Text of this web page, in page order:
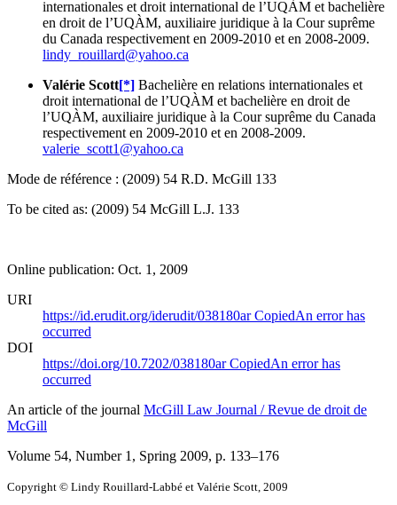
internationales et droit international de l’UQÀM et bachelière
en droit de l’UQÀM, auxiliaire juridique à la Cour suprême
du Canada respectivement en 2009-2010 et en 2008-2009.
lindy_rouillard@yahoo.ca
Valérie Scott[*] Bachelière en relations internationales et
droit international de l’UQÀM et bachelière en droit de
l’UQÀM, auxiliaire juridique à la Cour suprême du Canada
respectivement en 2009-2010 et en 2008-2009.
valerie_scott1@yahoo.ca
Mode de référence : (2009) 54 R.D. McGill 133
To be cited as: (2009) 54 McGill L.J. 133
Online publication: Oct. 1, 2009
URI
https://id.erudit.org/iderudit/038180arCopiedAn error has
occurred
DOI
https://doi.org/10.7202/038180arCopiedAn error has
occurred
An article of the journal McGill Law Journal / Revue de droit de
McGill
Volume 54, Number 1, Spring 2009, p. 133–176
Copyright © Lindy Rouillard-Labbé et Valérie Scott, 2009